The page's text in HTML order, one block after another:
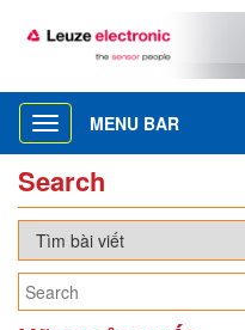
Toggle
navigation
MENU BAR
Search